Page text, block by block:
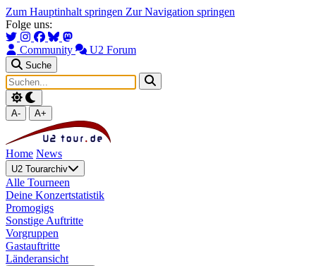
Zum Hauptinhalt springen Zur Navigation springen
Folge uns:
Community U2 Forum
Suche
A- A+
Home News
U2 Tourarchiv
Alle Tourneen
Deine Konzertstatistik
Promogigs
Sonstige Auftritte
Vorgruppen
Gastauftritte
Länderansicht